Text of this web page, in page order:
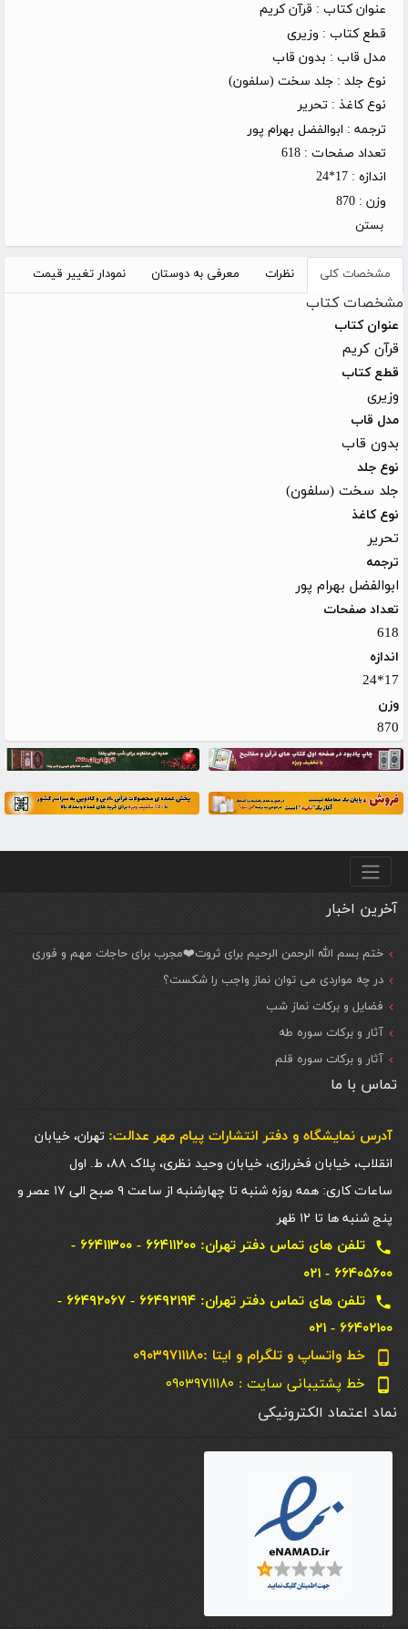
عنوان کتاب : قرآن کریم
قطع کتاب : وزیری
مدل قاب : بدون قاب
نوع جلد : جلد سخت (سلفون)
نوع کاغذ : تحریر
ترجمه : ابوالفضل بهرام پور
تعداد صفحات : 618
اندازه : 17*24
وزن : 870
بستن
مشخصات کلی نظرات معرفی به دوستان نمودار تغییر قیمت
مشخصات کتاب
عنوان کتاب
قرآن کریم
قطع کتاب
وزیری
مدل قاب
بدون قاب
نوع جلد
جلد سخت (سلفون)
نوع کاغذ
تحریر
ترجمه
ابوالفضل بهرام پور
تعداد صفحات
618
اندازه
17*24
وزن
870
منو پایین
آخرین اخبار
ختم بسم الله الرحمن الرحیم برای ثروت❤️مجرب برای حاجات مهم و فوری
در چه مواردی می توان نماز واجب را شکست؟
فضایل و برکات نماز شب
آثار و برکات سوره طه
آثار و برکات سوره قلم
تماس با ما
آدرس نمایشگاه و دفتر انتشارات پيام مهر عدالت: تهران، خیابان
انقلاب، خیابان فخررازی، خیابان وحید نظری، پلاک ۸۸، ط. اول
ساعات کاری: همه روزه شنبه تا چهارشنبه از ساعت ۹ صبح الی ۱۷ عصر و
پنج شنبه ها تا ۱۲ ظهر
local_phone
تلفن های تماس دفتر تهران: ۶۶۴۱۱۲۰۰ - ۶۶۴۱۱۳۰۰ -
۶۶۴۰۵۶۰۰ - ۰۲۱
local_phone
تلفن های تماس دفتر تهران: ۶۶۴۹۲۱۹۴ - ۶۶۴۹۲۰۶۷ -
۶۶۴۰۲۱۰۰ - ۰۲۱
phone_android خط واتساپ و تلگرام و ایتا :۰۹۰۳۹۷۱۱۱۸۰
phone_android خط پشتیبانی سایت : ۰۹۰۳۹۷۱۱۱۸۰
نماد اعتماد الکترونیکی